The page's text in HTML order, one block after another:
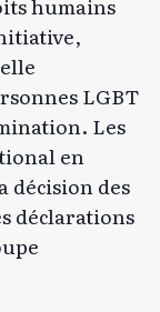
humains
LGBT
Les
en
décision des
déclarations